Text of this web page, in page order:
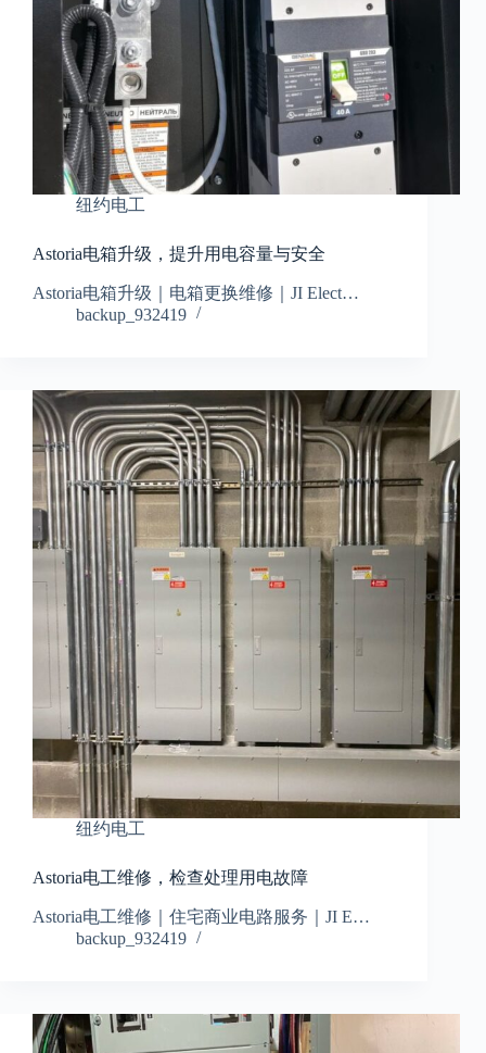
纽约电工
Astoria电箱升级，提升用电容量与安全
Astoria电箱升级｜电箱更换维修｜JI Elect…
backup_932419
纽约电工
Astoria电工维修，检查处理用电故障
Astoria电工维修｜住宅商业电路服务｜JI E…
backup_932419